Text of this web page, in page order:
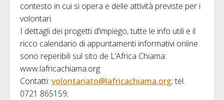
contesto in cui si opera e delle attività previste per i
volontari.
I dettagli dei progetti d’impiego, tutte le info utili e il
ricco calendario di appuntamenti informativi online
sono reperibili sul sito de L’Africa Chiama:
www.lafricachiama.org
Contatti: volontariato@lafricachiama.org; tel.
0721 865159;